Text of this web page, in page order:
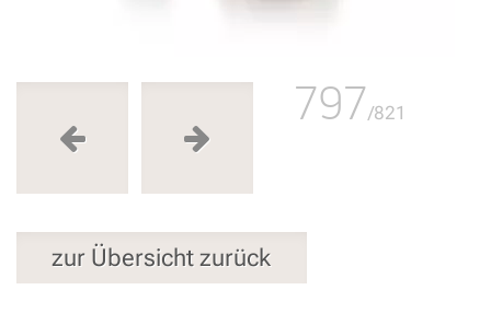
797/821
zur Übersicht zurück